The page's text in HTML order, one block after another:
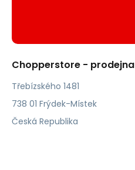
Chopperstore - prodejna
Třebízského 1481
738 01 Frýdek-Místek
Česká Republika